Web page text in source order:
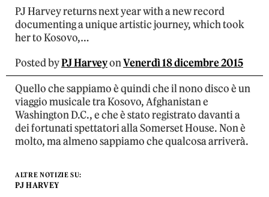
PJ Harvey returns next year with a new record
documenting a unique artistic journey, which took
her to Kosovo,…
Posted byPJ HarveyonVenerdì 18 dicembre 2015
Quello che sappiamo è quindi che il nono disco è un
viaggio musicale tra Kosovo, Afghanistan e
Washington D.C., e che è stato registrato davanti a
dei fortunati spettatori alla Somerset House. Non è
molto, ma almeno sappiamo che qualcosa arriverà.
ALTRE NOTIZIE SU:
PJ HARVEY